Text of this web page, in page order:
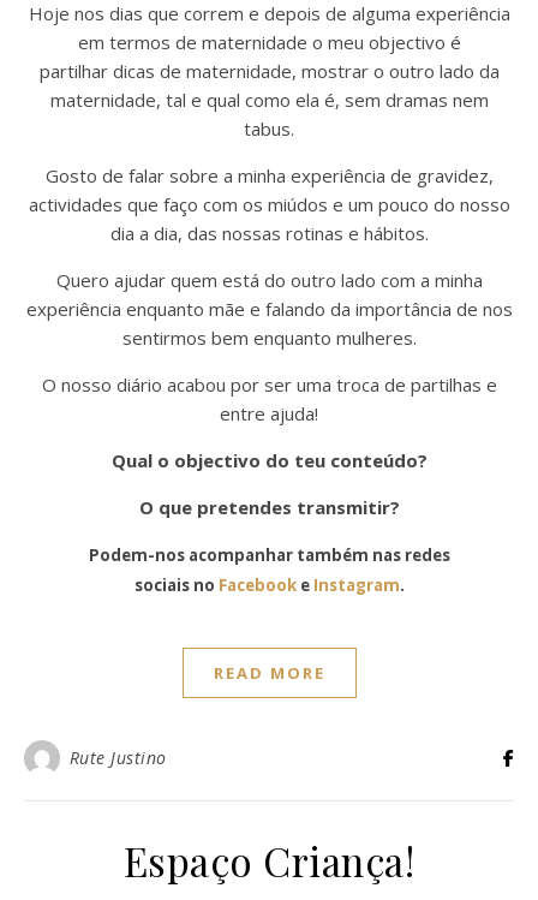
Hoje nos dias que correm e depois de alguma experiência
em termos de maternidade o meu objectivo é
partilhar dicas de maternidade, mostrar o outro lado da
maternidade, tal e qual como ela é, sem dramas nem
tabus.
Gosto de falar sobre a minha experiência de gravidez,
actividades que faço com os miúdos e um pouco do nosso
dia a dia, das nossas rotinas e hábitos.
Quero ajudar quem está do outro lado com a minha
experiência enquanto mãe e falando da importância de nos
sentirmos bem enquanto mulheres.
O nosso diário acabou por ser uma troca de partilhas e
entre ajuda!
Qual o objectivo do teu conteúdo?
O que pretendes transmitir?
Podem-nos acompanhar também nas redes
sociais no Facebooke Instagram.
READ MORE
Rute Justino
Espaço Criança!